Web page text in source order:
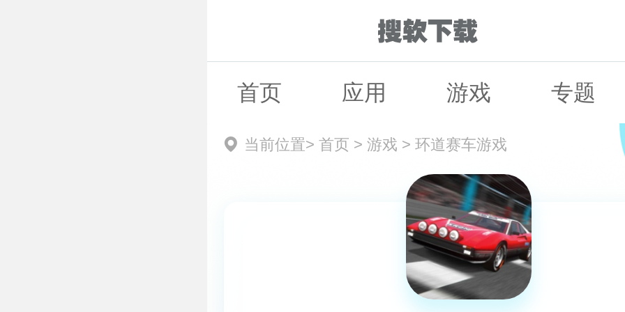
首页 应用 游戏 专题
当前位置> 首页 > 游戏 > 环道赛车游戏